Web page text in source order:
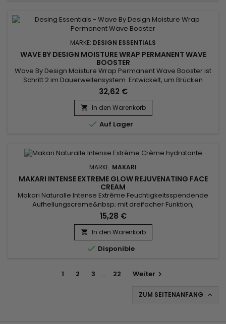
MARKE: DESIGN ESSENTIALS
WAVE BY DESIGN MOISTURE WRAP PERMANENT WAVE
BOOSTER
Wave By Design Moisture Wrap Permanent Wave Booster ist
Schritt 2 im Dauerwellensystem. Entwickelt, um Brücken
weicher zu machen und das Gleiten zu ermöglichen, das
erforderlich ist, um die Art von Locken zu erzielen, die Sie
möchten. Wave By Design Moisture Wrap Permanent Wave
Booster sorgt für Definition, ohne das Haar übermäßig zu
beschädigen oder...
32,62 €
 In den Warenkorb
 Auf Lager
MARKE: MAKARI
MAKARI INTENSE EXTREME GLOW REJUVENATING FACE
CREAM
Makari Naturalle Intense Extrême Feuchtigkeitsspendende
Aufhellungscreme&nbsp; mit dreifacher Funktion,
angereichert mit Sheabutter, spendet der Haut tiefe
Feuchtigkeit, regeneriert und belebt sie. Es bietet SPF15-
Schutz vor schädlichen Sonnenstrahlen und lässt dank einer
hohen Konzentration des exklusiven aufhellenden Wirkstoffs
auf pflanzlicher Basis...
15,28 €
 In den Warenkorb
 Disponible
1 2 3 … 22 Weiter 
ZUM SEITENANFANG 